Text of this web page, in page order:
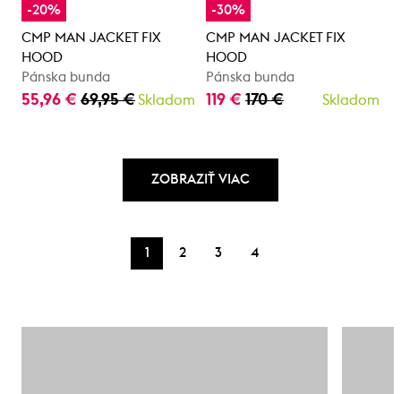
-20%
CMP MAN JACKET FIX
HOOD
Pánska bunda
55,96 € 69,95 €Skladom
-30%
CMP MAN JACKET FIX
HOOD
Pánska bunda
119 € 170 € Skladom
ZOBRAZIŤ VIAC
1 2 3 4